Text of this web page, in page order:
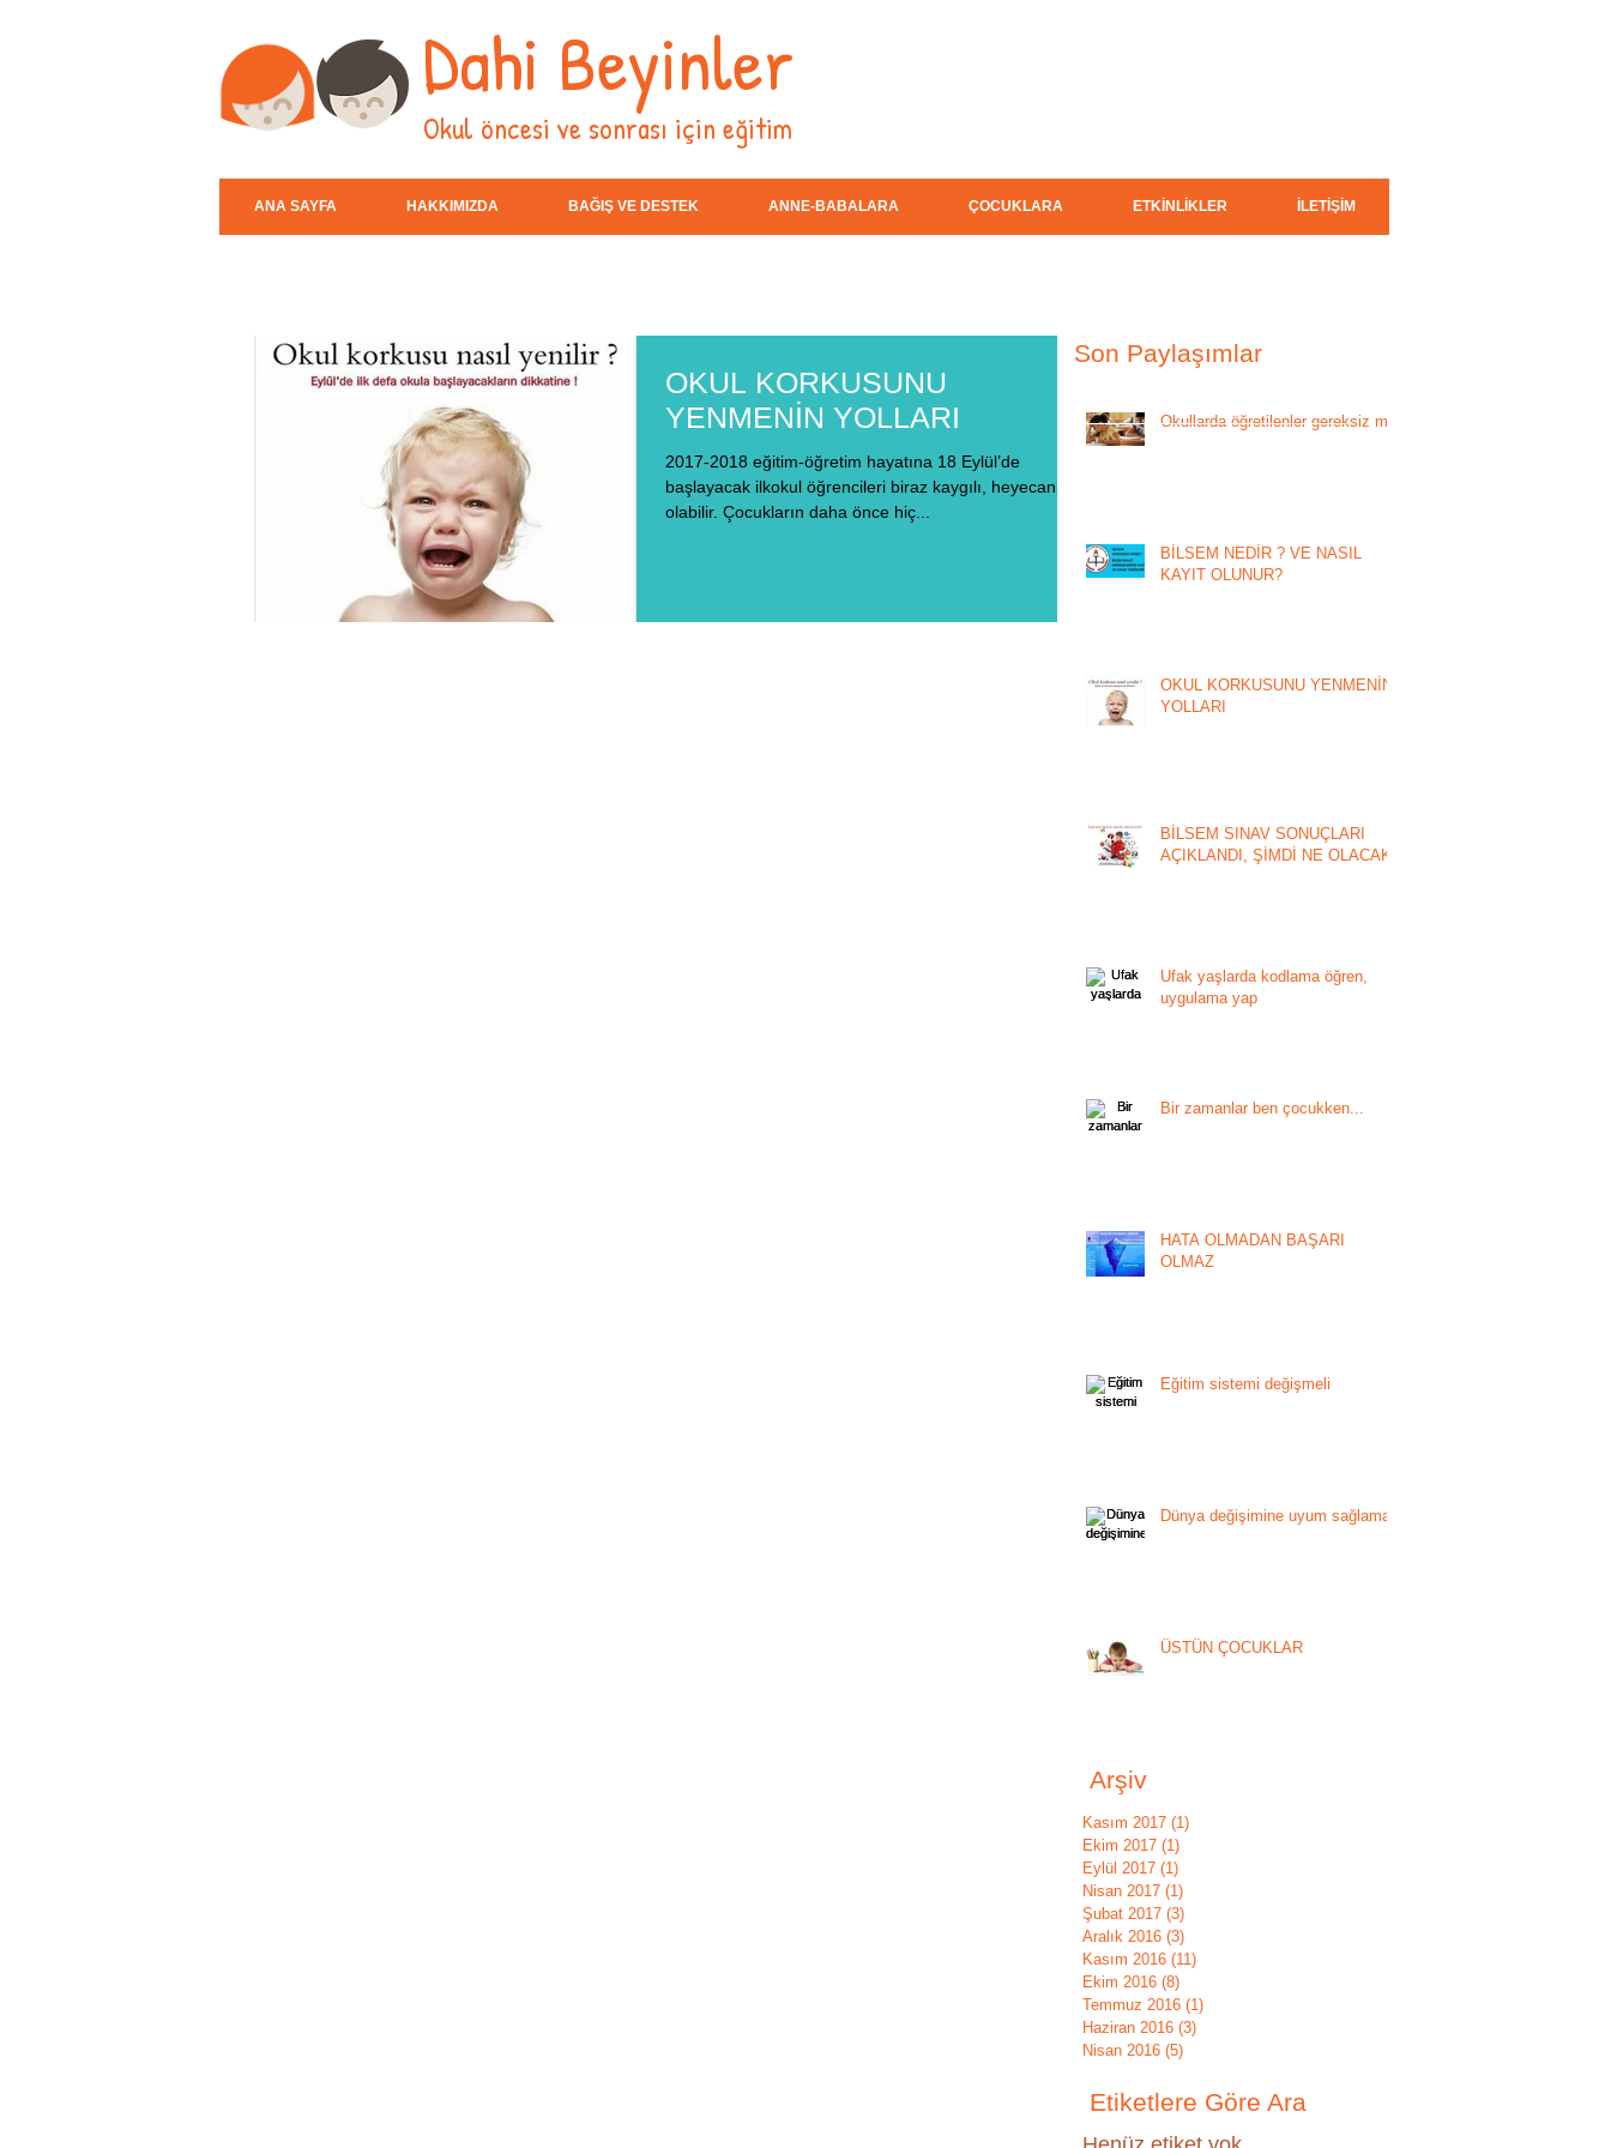
Dahi Beyinler
Okul öncesi ve sonrası için eğitim
OKUL KORKUSUNU
YENMENİN YOLLARI
2017-2018 eğitim-öğretim hayatına 18 Eylül’de
başlayacak ilkokul öğrencileri biraz kaygılı, heyecanlı
olabilir. Çocukların daha önce hiç...
Son Paylaşımlar
Okullarda öğretilenler gereksiz mi?
BİLSEM NEDİR ? VE NASIL
KAYIT OLUNUR?
OKUL KORKUSUNU YENMENİN
YOLLARI
BİLSEM SINAV SONUÇLARI
AÇIKLANDI, ŞİMDİ NE OLACAK?
Ufak yaşlarda kodlama öğren,
uygulama yap
Bir zamanlar ben çocukken...
HATA OLMADAN BAŞARI
OLMAZ
Eğitim sistemi değişmeli
Dünya değişimine uyum sağlamak
ÜSTÜN ÇOCUKLAR
Arşiv
Kasım 2017 (1)
Ekim 2017 (1)
Eylül 2017 (1)
Nisan 2017 (1)
Şubat 2017 (3)
Aralık 2016 (3)
Kasım 2016 (11)
Ekim 2016 (8)
Temmuz 2016 (1)
Haziran 2016 (3)
Nisan 2016 (5)
Etiketlere Göre Ara
ANA SAYFA HAKKIMIZDA BAĞIŞ VE DESTEK ANNE-BABALARA ÇOCUKLARA ETKİNLİKLER İLETİŞİM